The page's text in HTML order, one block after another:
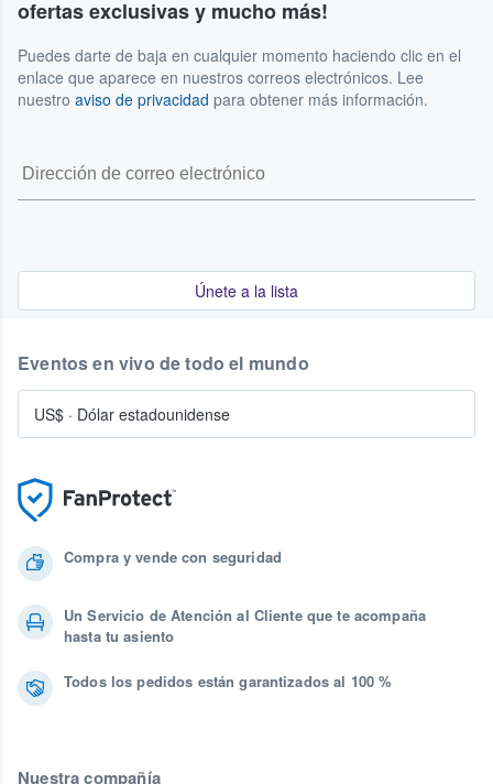
ofertas exclusivas y mucho más!
Puedes darte de baja en cualquier momento haciendo clic en el
enlace que aparece en nuestros correos electrónicos. Lee
nuestro aviso de privacidad para obtener más información.
Únete a la lista
Compra y vende con seguridad
Un Servicio de Atención al Cliente que te acompaña
hasta tu asiento
Todos los pedidos están garantizados al 100 %
Nuestra compañía
Eventos en vivo de todo el mundo
US$ · Dólar estadounidense